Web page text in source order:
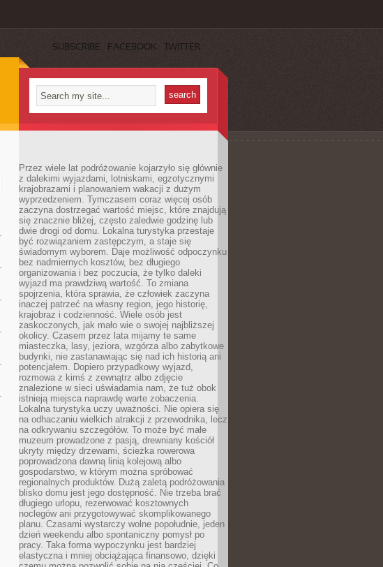
SUBSCRIBE FACEBOOK TWITTER
Przez wiele lat podróżowanie kojarzyło się głównie
z dalekimi wyjazdami, lotniskami, egzotycznymi
krajobrazami i planowaniem wakacji z dużym
wyprzedzeniem. Tymczasem coraz więcej osób
zaczyna dostrzegać wartość miejsc, które znajdują
się znacznie bliżej, często zaledwie godzinę lub
dwie drogi od domu. Lokalna turystyka przestaje
być rozwiązaniem zastępczym, a staje się
świadomym wyborem. Daje możliwość odpoczynku
bez nadmiernych kosztów, bez długiego
organizowania i bez poczucia, że tylko daleki
wyjazd ma prawdziwą wartość. To zmiana
spojrzenia, która sprawia, że człowiek zaczyna
inaczej patrzeć na własny region, jego historię,
krajobraz i codzienność. Wiele osób jest
zaskoczonych, jak mało wie o swojej najbliższej
okolicy. Czasem przez lata mijamy te same
miasteczka, lasy, jeziora, wzgórza albo zabytkowe
budynki, nie zastanawiając się nad ich historią ani
potencjałem. Dopiero przypadkowy wyjazd,
rozmowa z kimś z zewnątrz albo zdjęcie
znalezione w sieci uświadamia nam, że tuż obok
istnieją miejsca naprawdę warte zobaczenia.
Lokalna turystyka uczy uważności. Nie opiera się
na odhaczaniu wielkich atrakcji z przewodnika, lecz
na odkrywaniu szczegółów. To może być małe
muzeum prowadzone z pasją, drewniany kościół
ukryty między drzewami, ścieżka rowerowa
poprowadzona dawną linią kolejową albo
gospodarstwo, w którym można spróbować
regionalnych produktów. Dużą zaletą podróżowania
blisko domu jest jego dostępność. Nie trzeba brać
długiego urlopu, rezerwować kosztownych
noclegów ani przygotowywać skomplikowanego
planu. Czasami wystarczy wolne popołudnie, jeden
dzień weekendu albo spontaniczny pomysł po
pracy. Taka forma wypoczynku jest bardziej
elastyczna i mniej obciążająca finansowo, dzięki